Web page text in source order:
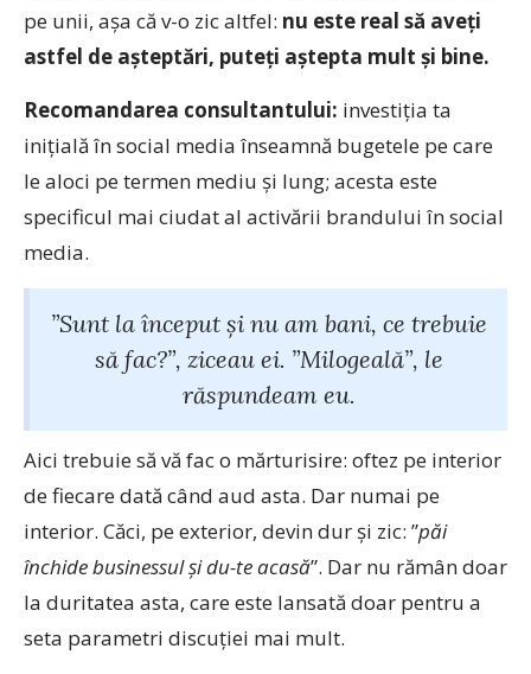
pe unii, așa că v-o zic altfel: nu este real să aveți
astfel de așteptări, puteți aștepta mult și bine.
Recomandarea consultantului: investiția ta
inițială în social media înseamnă bugetele pe care
le aloci pe termen mediu și lung; acesta este
specificul mai ciudat al activării brandului în social
media.
”Sunt la început și nu am bani, ce trebuie
să fac?”, ziceau ei. ”Milogeală”, le
răspundeam eu.
Aici trebuie să vă fac o mărturisire: oftez pe interior
de fiecare dată când aud asta. Dar numai pe
interior. Căci, pe exterior, devin dur și zic: ”păi
închide businessul și du-te acasă”. Dar nu rămân doar
la duritatea asta, care este lansată doar pentru a
seta parametri discuției mai mult.